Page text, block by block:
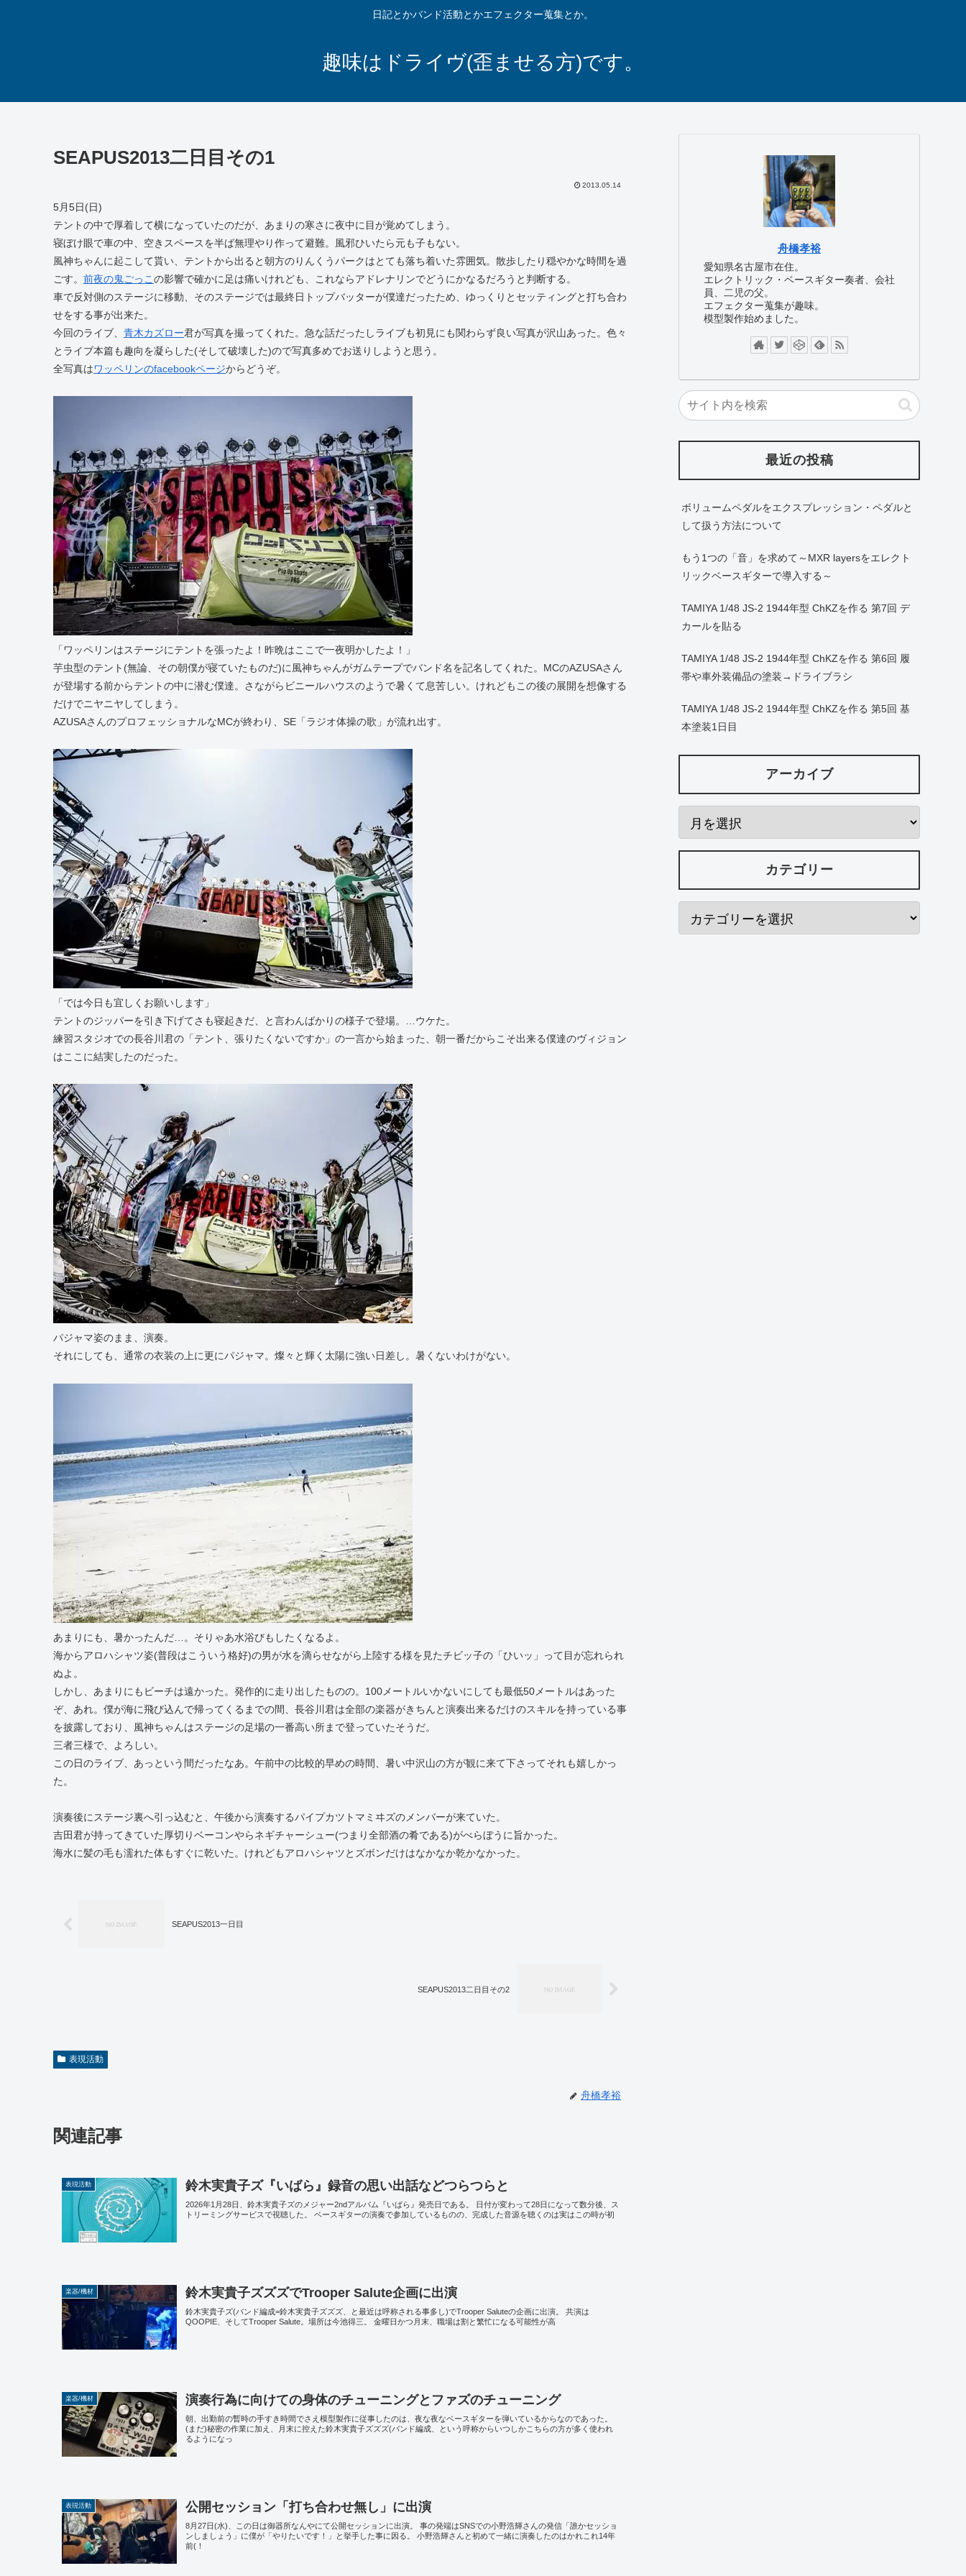
日記とかバンド活動とかエフェクター蒐集とか。
趣味はドライヴ(歪ませる方)です。
SEAPUS2013二日目その1
2013.05.14
5月5日(日)
テントの中で厚着して横になっていたのだが、あまりの寒さに夜中に目が覚めてしまう。
寝ぼけ眼で車の中、空きスペースを半ば無理やり作って避難。風邪ひいたら元も子もない。
風神ちゃんに起こして貰い、テントから出ると朝方のりんくうパークはとても落ち着いた雰囲気。散歩したり穏やかな時間を過
ごす。 前夜の鬼ごっこ の影響で確かに足は痛いけれども、これならアドレナリンでどうにかなるだろうと判断する。
車で反対側のステージに移動、そのステージでは最終日トップバッターが僕達だったため、ゆっくりとセッティングと打ち合わ
せをする事が出来た。
今回のライブ、 青木カズロー君が写真を撮ってくれた。急な話だったしライブも初見にも関わらず良い写真が沢山あった。色々
とライブ本篇も趣向を凝らした(そして破壊した)ので写真多めでお送りしようと思う。
全写真はワッペリンのfacebookページからどうぞ。
「ワッペリンはステージにテントを張ったよ！昨晩はここで一夜明かしたよ！」
芋虫型のテント(無論、その朝僕が寝ていたものだ)に風神ちゃんがガムテープでバンド名を記名してくれた。MCのAZUSAさん
が登場する前からテントの中に潜む僕達。さながらビニールハウスのようで暑くて息苦しい。けれどもこの後の展開を想像する
だけでニヤニヤしてしまう。
AZUSAさんのプロフェッショナルなMCが終わり、SE「ラジオ体操の歌」が流れ出す。
「では今日も宜しくお願いします」
テントのジッパーを引き下げてさも寝起きだ、と言わんばかりの様子で登場。…ウケた。
練習スタジオでの長谷川君の「テント、張りたくないですか」の一言から始まった、朝一番だからこそ出来る僕達のヴィジョン
はここに結実したのだった。
パジャマ姿のまま、演奏。
それにしても、通常の衣装の上に更にパジャマ。燦々と輝く太陽に強い日差し。暑くないわけがない。
あまりにも、暑かったんだ…。そりゃあ水浴びもしたくなるよ。
海からアロハシャツ姿(普段はこういう格好)の男が水を滴らせながら上陸する様を見たチビッ子の「ひいッ」って目が忘れられ
ぬよ。
しかし、あまりにもビーチは遠かった。発作的に走り出したものの。100メートルいかないにしても最低50メートルはあった
ぞ、あれ。僕が海に飛び込んで帰ってくるまでの間、長谷川君は全部の楽器がきちんと演奏出来るだけのスキルを持っている事
を披露しており、風神ちゃんはステージの足場の一番高い所まで登っていたそうだ。
三者三様で、よろしい。
この日のライブ、あっという間だったなあ。午前中の比較的早めの時間、暑い中沢山の方が観に来て下さってそれも嬉しかっ
た。
演奏後にステージ裏へ引っ込むと、午後から演奏するパイプカツトマミヰズのメンバーが来ていた。
吉田君が持ってきていた厚切りベーコンやらネギチャーシュー(つまり全部酒の肴である)がべらぼうに旨かった。
海水に髪の毛も濡れた体もすぐに乾いた。けれどもアロハシャツとズボンだけはなかなか乾かなかった。
SEAPUS2013一日目
SEAPUS2013二日目その2
表現活動
舟橋孝裕
関連記事
表現活動 鈴木実貴子ズ『いばら』録音の思い出話などつらつらと
2026年1月28日、鈴木実貴子ズのメジャー2ndアルバム『いばら』発売日である。 日付が変わって28日になって数分後、ス
トリーミングサービスで視聴した。 ベースギターの演奏で参加しているものの、完成した音源を聴くのは実はこの時が初
楽器/機材 鈴木実貴子ズズズでTrooper Salute企画に出演
鈴木実貴子ズ(バンド編成=鈴木実貴子ズズズ、と最近は呼称される事多し)でTrooper Saluteの企画に出演。 共演は
QOOPIE、そしてTrooper Salute。場所は今池得三。 金曜日かつ月末、職場は割と繁忙になる可能性が高
楽器/機材 演奏行為に向けての身体のチューニングとファズのチューニング
朝、出勤前の暫時の手すき時間でさえ模型製作に従事したのは、夜な夜なベースギターを弾いているからなのであった。
(まだ)秘密の作業に加え、月末に控えた鈴木実貴子ズズズ(バンド編成、という呼称からいつしかこちらの方が多く使われ
るようになっ
表現活動 公開セッション「打ち合わせ無し」に出演
8月27日(水)、この日は御器所なんやにて公開セッションに出演。 事の発端はSNSでの小野浩輝さんの発信「誰かセッショ
ンしましょう」に僕が「やりたいです！」と挙手した事に因る。 小野浩輝さんと初めて一緒に演奏したのはかれこれ14年
前(！
舟橋孝裕
愛知県名古屋市在住。
エレクトリック・ベースギター奏者、会社
員、二児の父。
エフェクター蒐集が趣味。
模型製作始めました。
最近の投稿
ボリュームペダルをエクスプレッション・ペダルと
して扱う方法について
もう1つの「音」を求めて～MXR layersをエレクト
リックベースギターで導入する～
TAMIYA 1/48 JS-2 1944年型 ChKZを作る 第7回 デ
カールを貼る
TAMIYA 1/48 JS-2 1944年型 ChKZを作る 第6回 履
帯や車外装備品の塗装→ドライブラシ
TAMIYA 1/48 JS-2 1944年型 ChKZを作る 第5回 基
本塗装1日目
アーカイブ
カテゴリー